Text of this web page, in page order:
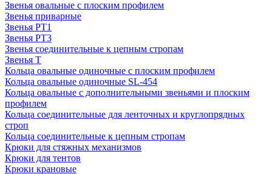
Звенья овальные с плоским профилем
Звенья приварные
Звенья РТ1
Звенья РТ3
Звенья соединительные к цепным стропам
Звенья Т
Кольца овальные одиночные c плоским профилем
Кольца овальные одиночные SL-454
Кольца овальные с дополнительными звеньями и плоским
профилем
Кольца соединительные для ленточных и круглопрядных
строп
Кольца соединительные к цепным стропам
Крюки для стяжных механизмов
Крюки для тентов
Крюки крановые